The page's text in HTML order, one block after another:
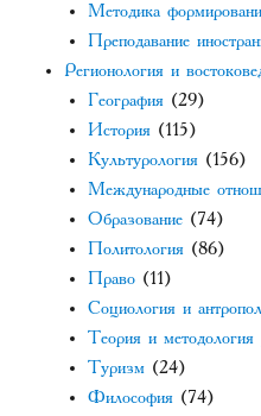
Методика
Преподавание
Регионология и
География (29)
История (115)
Культурология (156)
Международные
Образование (74)
Политология (86)
Право (11)
Социология и
Теория и методология
Туризм (24)
Философия (74)